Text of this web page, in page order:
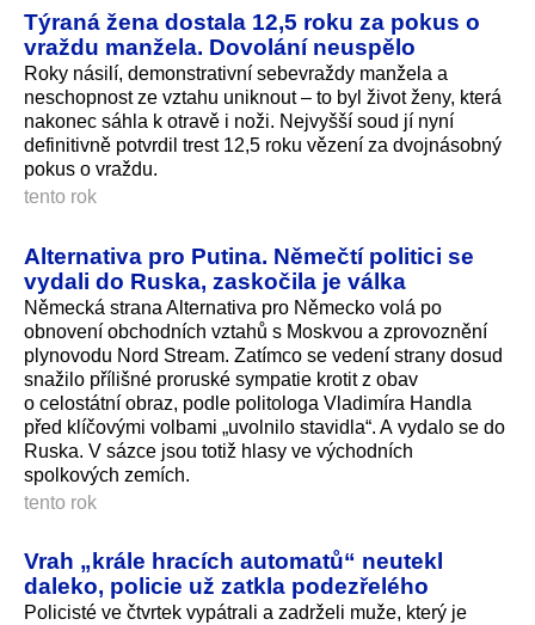
Týraná žena dostala 12,5 roku za pokus o
vraždu manžela. Dovolání neuspělo
Roky násilí, demonstrativní sebevraždy manžela a
neschopnost ze vztahu uniknout – to byl život ženy, která
nakonec sáhla k otravě i noži. Nejvyšší soud jí nyní
definitivně potvrdil trest 12,5 roku vězení za dvojnásobný
pokus o vraždu.
tento rok
Alternativa pro Putina. Němečtí politici se
vydali do Ruska, zaskočila je válka
Německá strana Alternativa pro Německo volá po
obnovení obchodních vztahů s Moskvou a zprovoznění
plynovodu Nord Stream. Zatímco se vedení strany dosud
snažilo přílišné proruské sympatie krotit z obav
o celostátní obraz, podle politologa Vladimíra Handla
před klíčovými volbami „uvolnilo stavidla“. A vydalo se do
Ruska. V sázce jsou totiž hlasy ve východních
spolkových zemích.
tento rok
Vrah „krále hracích automatů“ neutekl
daleko, policie už zatkla podezřelého
Policisté ve čtvrtek vypátrali a zadrželi muže, který je